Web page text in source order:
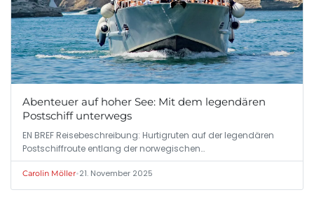
Abenteuer auf hoher See: Mit dem legendären
Postschiff unterwegs
EN BREF Reisebeschreibung: Hurtigruten auf der legendären
Postschiffroute entlang der norwegischen…
Carolin Möller•21. November 2025